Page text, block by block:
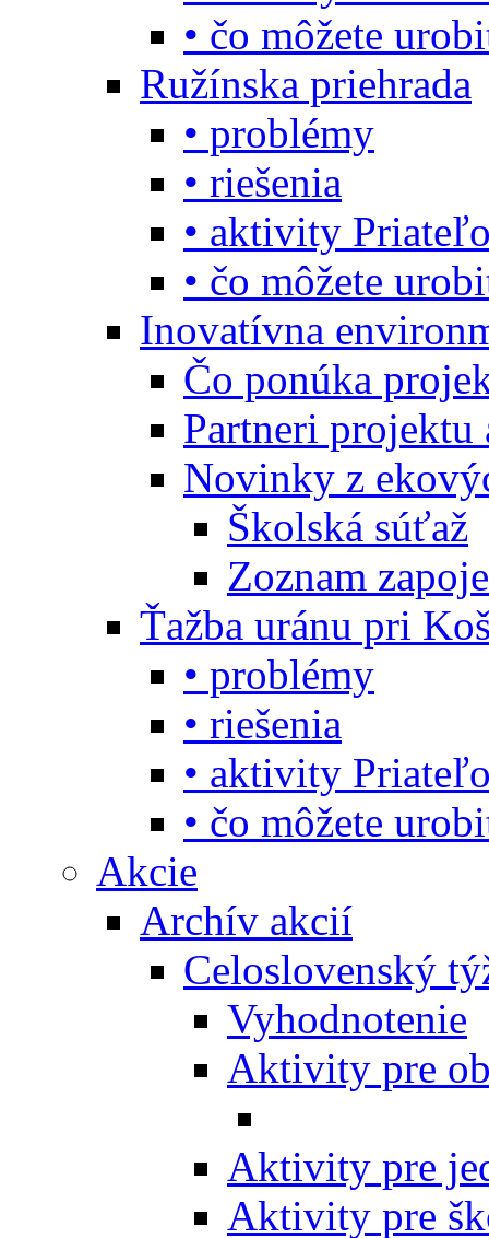
• čo môžete
Ružínska priehrada
• problémy
• riešenia
• aktivity
• čo môžete
Inovatívna
Čo ponúka
Partneri projektu
Novinky z
Školská súťaž
Zoznam
Ťažba uránu pri
• problémy
• riešenia
• aktivity
• čo môžete
Akcie
Archív akcií
Celoslovenský
Vyhodnotenie
Aktivity pre
Aktivity pre
Aktivity pre